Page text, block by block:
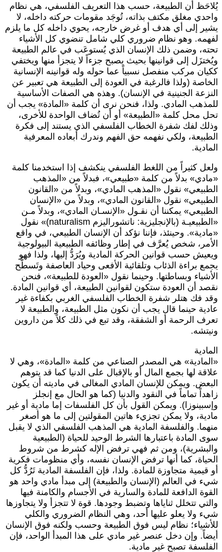
أن الطبيعة، حسب هذا التعريف الفلسفي، هي نظام
مغلق مكتف بذاته، تُوجَد مقومات حركته داخله، لا
إلى أي هدف أو غرض خارجه، يحوي داخله كل ما يلزم
وهو نظام ضروري كلي شامل تنضوي كل الأشياء
وضمن ذلك الإنسان الذي يُستوعَب في عالم الطبيعة
إلى قوانينها بحيث يصبح جزءاً لا يتجزأ منها ويختفي
مركب منفصل نسبياً عما حوله وله قوانينه الإنسانية
(ولذا فالرغبة في العودة إلى الطبيعة هي تعبير عن
الجنينية في الإنسان). وهذه هي الصفات الأساسية
المادي. ولذا، فنحن نرى أن كلمة «المادة» يجب أن
محل كلمة «الطبيعة» أو أن تُضاف الواحدة للأخرى،
لفك شفرة الخطاب الفلسفي الذي يستند إلى فكرة
ولكي نفهمه حق الفهم وندرك أبعاده المعرفية
كثيراً من اللغط الفلسفي ينكشف إذا استخدمنا كلمة
بدلاً من كلمة «طبيعي»، فبدلاً من «المذهب
نقول «المذهب المادي»، وبدلاً من «القانون
نقول «القانون المادي»، وبدلاً من «الإنسان
يمكننا أن نقـول «الإنسـان المادي»، وبدلاً مـن
«الطبيعيـة (بالإنجليزية: ناتشوراليزم naturalism)» نقول
وحينئذ، فإننا نؤكد أن الإنسان الطبيعي، في واقع
شخص يُعرَّف في إطار وظائفه الطبيعية البيولوجية
حسب قوانين الحركة المادية ويُرَدُّ إليها، ولذا فهو
براءة الذئاب وتلقائية الأفعى وحياد العاصفة وتَسطُّح
وبساطتها. وحينما نقول «العودة للطبيعة»، فنحن
أن العودة ستكون لقوانين الطبيعة، أي قوانين المادة.
فك هتلر شفرة الخطاب الفلسفي الغربي بكفاءة غير
حينما قال يجب أن نكون مثل الطبيعة، والطبيعة لا
الرحمة أو الشفقة، وقد تبع في ذلك كلاً من داروين
هي المصدر الصناعي من كلمة «المادة»، وهي لا
لها بجمع المال أو بالإقبال على الدنيا كما قد يتوهم
ويمكن للإنسان المادي المغالى في ماديته أن يكون
تماماً في النقود والدنيا (كما هو الحال مع إنجلز
ويمكن القول بأن كل الفلسفات إما مادية أو غير
ولا يمكن تجزيء هاتين المقولتين إلى ما هو أصغر
والفلسفة المادية هي المذهب الفلسفي الذي لا يقبل
المادة باعتبارها الشرط الوحيد للحياة (الطبيعية
ومن ثم فهي ترفض الإله كشرط من شروط
كما أنها ترفض الإنسان نفسه، وأي منظومات فكرية
قيمية متجاوزة للمادة. ولذا، فإن الفلسفة المادية تَرُدُّ كل
في العالم (الإنسان والطبيعة) إلى مبدأ مادي واحد هو
الدافعة للمادة والسارية في الأجسام والكامنة فيها
تتخلل ثناياها وتضبط وجودها. قوة لا تتجزأ ولا يتجاوزها
ولا يعلو عليها أحد، وهي النظام الضروري والكلي
نظام ليس فوق الطبيعة وحسب ولكنه فوق الإنسان
وإن دخل عنصر غير مادي على هذا المبدأ الواحد، فإن
تصبح غير مادية.